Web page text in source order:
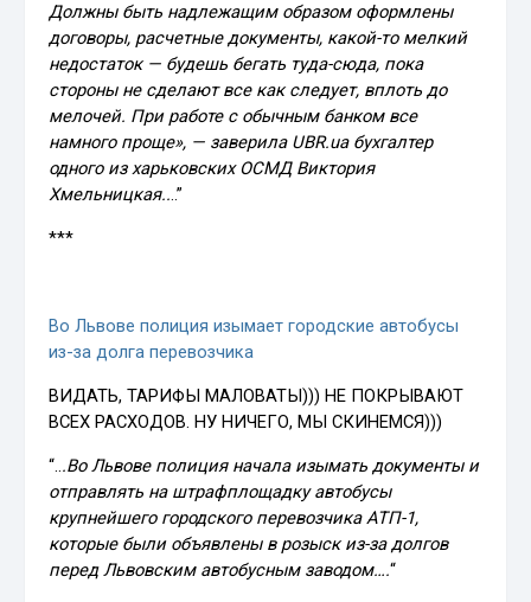
Должны быть надлежащим образом оформлены
договоры, расчетные документы, какой-то мелкий
недостаток — будешь бегать туда-сюда, пока
стороны не сделают все как следует, вплоть до
мелочей. При работе с обычным банком все
намного проще», — заверила UBR.ua бухгалтер
одного из харьковских ОСМД Виктория
Хмельницкая....”
***
Во Львове полиция изымает городские автобусы
из-за долга перевозчика
ВИДАТЬ, ТАРИФЫ МАЛОВАТЫ))) НЕ ПОКРЫВАЮТ
ВСЕХ РАСХОДОВ. НУ НИЧЕГО, МЫ СКИНЕМСЯ)))
“...Во Львове полиция начала изымать документы и
отправлять на штрафплощадку автобусы
крупнейшего городского перевозчика АТП-1,
которые были объявлены в розыск из-за долгов
перед Львовским автобусным заводом….“